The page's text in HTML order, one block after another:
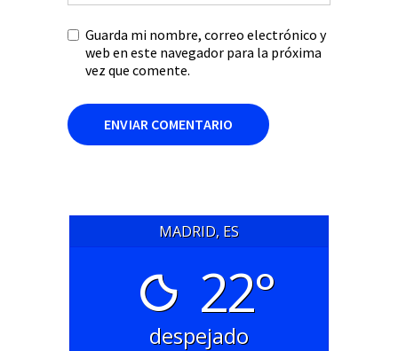
Guarda mi nombre, correo electrónico y
web en este navegador para la próxima
vez que comente.
MADRID, ES
22°
despejado